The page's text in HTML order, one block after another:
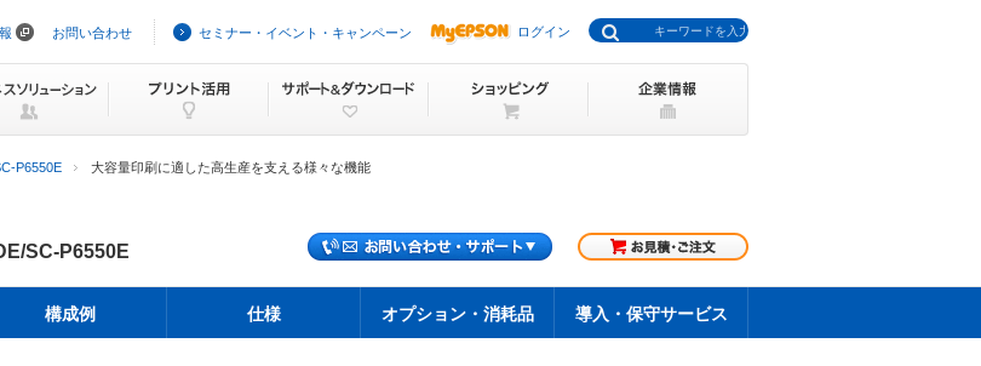
お問い合わせ セミナー・イベント・キャンペーン ログイン
P6550E 大容量印刷に適した高生産を支える様々な機能
SC-P6550E
構成例 仕様 オプション・消耗品 導入・保守サービス